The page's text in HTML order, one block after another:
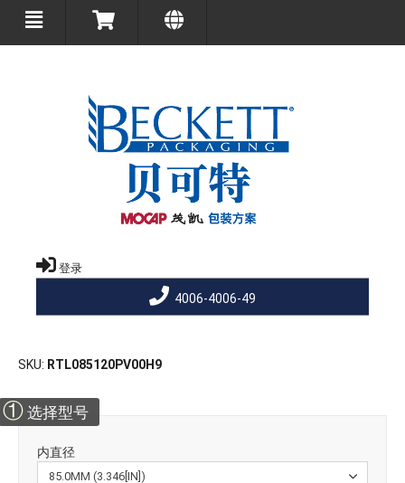
登录
4006-4006-49
SKU RTL085120PV00H9
① 选择型号
内直径